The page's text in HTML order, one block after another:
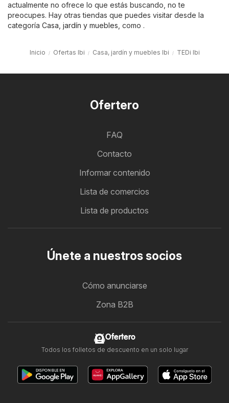
actualmente no ofrece lo que estás buscando, no te
preocupes. Hay otras tiendas que puedes visitar desde la
categoría Casa, jardín y muebles , como .
Inicio Ofertas Ibi Casa, jardín y muebles Ibi TEDi Ibi
Ofertero
FAQ
Contacto
Informar contenido
Lista de comercios
Lista de productos
Únete a nuestros socios
Cómo anunciarse
Zona B2B
Ofertero
Todos los folletos de descuento en un solo lugar